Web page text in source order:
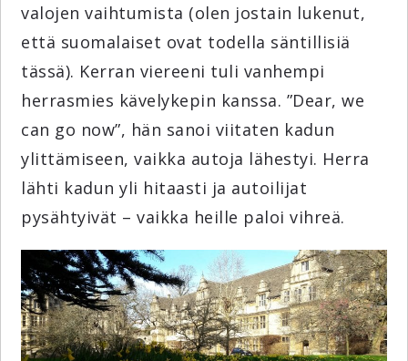
valojen vaihtumista (olen jostain lukenut,
että suomalaiset ovat todella säntillisiä
tässä). Kerran viereeni tuli vanhempi
herrasmies kävelykepin kanssa. ”Dear, we
can go now”, hän sanoi viitaten kadun
ylittämiseen, vaikka autoja lähestyi. Herra
lähti kadun yli hitaasti ja autoilijat
pysähtyivät – vaikka heille paloi vihreä.